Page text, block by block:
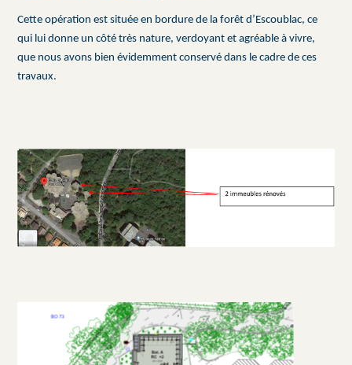
Cette opération est située en bordure de la forêt d’Escoublac, ce
qui lui donne un côté très nature, verdoyant et agréable à vivre,
que nous avons bien évidemment conservé dans le cadre de ces
travaux.